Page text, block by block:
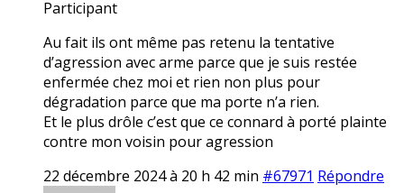
Participant
Au fait ils ont même pas retenu la tentative
d’agression avec arme parce que je suis restée
enfermée chez moi et rien non plus pour
dégradation parce que ma porte n’a rien.
Et le plus drôle c’est que ce connard à porté plainte
contre mon voisin pour agression
22 décembre 2024 à 20 h 42 min #67971 Répondre